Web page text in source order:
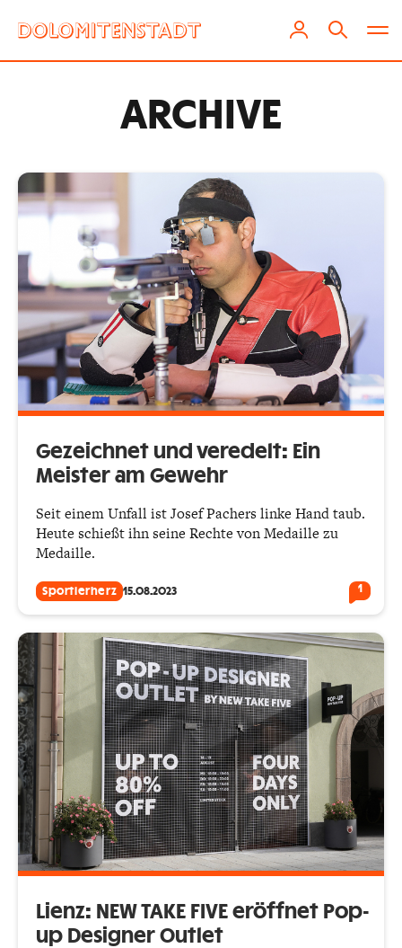
ARCHIVE
Gezeichnet und veredelt: Ein
Meister am Gewehr
Seit einem Unfall ist Josef Pachers linke Hand taub.
Heute schießt ihn seine Rechte von Medaille zu
Medaille.
Sportlerherz 15.08.2023 1
Lienz: NEW TAKE FIVE eröffnet Pop-
up Designer Outlet